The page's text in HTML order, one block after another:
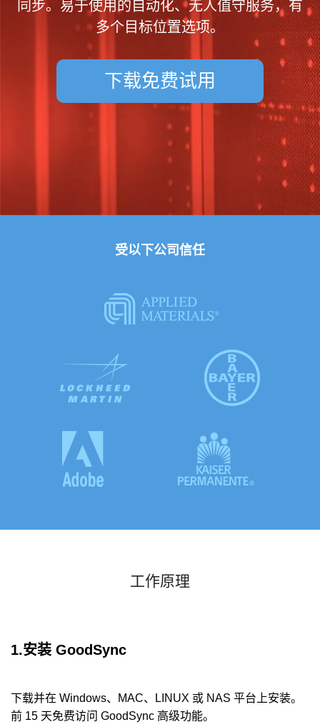
同步。易于使用的自动化、无人值守服务，有
多个目标位置选项。
下载免费试用
受以下公司信任
工作原理
1.安装 GoodSync
下载并在 Windows、MAC、LINUX 或 NAS 平台上安装。
前 15 天免费访问 GoodSync 高级功能。